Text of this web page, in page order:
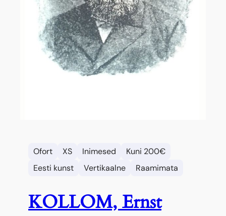
Ofort XS Inimesed
Kuni 200€
Eesti kunst
Vertikaalne Raamimata
KOLLOM, Ernst